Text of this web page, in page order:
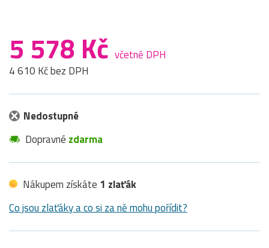
5 578 Kč včetně DPH
4 610 Kč bez DPH
Nedostupné
Dopravné zdarma
Nákupem získáte 1 zlaťák
Co jsou zlaťáky a co si za ně mohu pořídit?